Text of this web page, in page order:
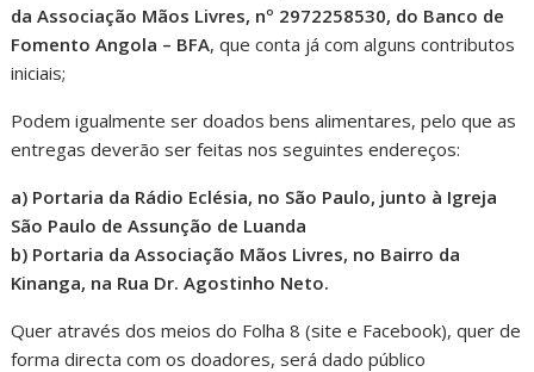
da Associação Mãos Livres, nº 2972258530, do Banco de
Fomento Angola – BFA, que conta já com alguns contributos
iniciais;
Podem igualmente ser doados bens alimentares, pelo que as
entregas deverão ser feitas nos seguintes endereços:
a) Portaria da Rádio Eclésia, no São Paulo, junto à Igreja
São Paulo de Assunção de Luanda
b) Portaria da Associação Mãos Livres, no Bairro da
Kinanga, na Rua Dr. Agostinho Neto.
Quer através dos meios do Folha 8 (site e Facebook), quer de
forma directa com os doadores, será dado público